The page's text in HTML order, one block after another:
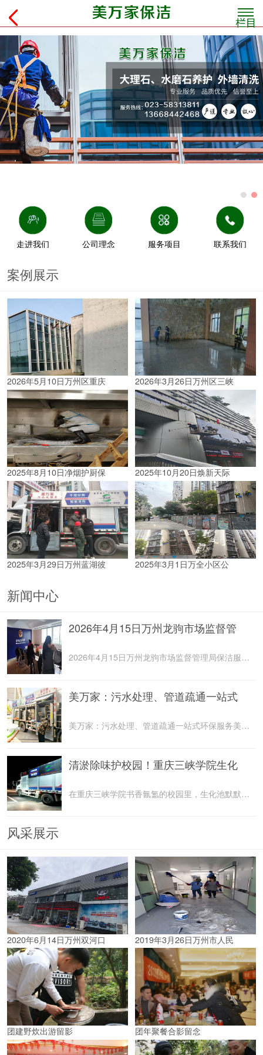
走进我们 公司理念 服务项目 联系我们
案例展示
2026年5月10日万州区重庆 2026年3月26日万州区三峡
2025年8月10日净烟护厨保 2025年10月20日焕新天际
2025年3月29日万州蓝湖彼 2025年3月1日万全小区公
新闻中心
2026年4月15日万州龙驹市场监督管
2026年4月15日万州龙驹市场监督管理局保洁服务由重庆美
美万家：污水处理、管道疏通一站式
美万家：污水处理、管道疏通一站式环保服务美万家公司，
清淤除味护校园！重庆三峡学院生化
在重庆三峡学院书香氤氲的校园里，生化池默默承载着污水
风采展示
2020年6月14日万州双河口 2019年3月26日万州市人民
团建野炊出游留影 团年聚餐合影留念